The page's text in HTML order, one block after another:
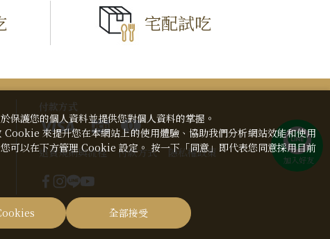
宅配試吃
付款方式
退貨規則與流程 付款方式 隱私權政策
保護您的個人資料並提供您對個人資料的掌握。
來提升您在本網站上的使用體驗、協助我們分析網站效能和使用
可以在下方管理 Cookie 設定。 按一下「同意」即代表您同意採用目前
全部接受